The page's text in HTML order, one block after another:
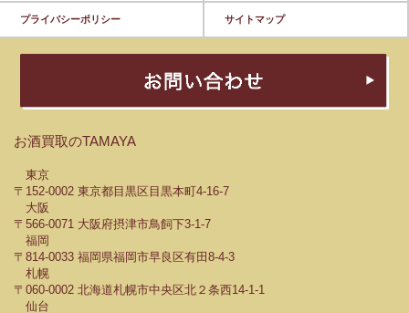
プライバシーポリシー サイトマップ
お酒買取のTAMAYA
東京
〒152-0002 東京都目黒区目黒本町4-16-7
大阪
〒566-0071 大阪府摂津市鳥飼下3-1-7
福岡
〒814-0033 福岡県福岡市早良区有田8-4-3
札幌
〒060-0002 北海道札幌市中央区北２条西14-1-1
仙台